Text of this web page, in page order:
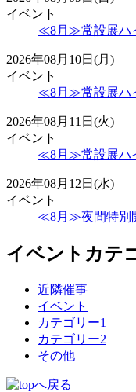
イベント
≪8月≫常設展ハ
2026年08月10日(月)
イベント
≪8月≫常設展ハ
2026年08月11日(火)
イベント
≪8月≫常設展ハ
2026年08月12日(水)
イベント
≪8月≫夜間特別
イベントカテ
近隣催事
イベント
カテゴリー1
カテゴリー2
その他